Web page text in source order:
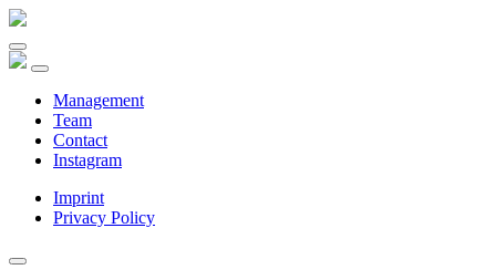
Management
Team
Contact
Instagram
Imprint
Privacy Policy